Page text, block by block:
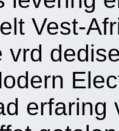
Vest-
vrd